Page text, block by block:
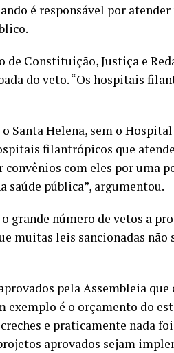
é responsável por
de Constituição, Justiça e
do veto. “Os hospitais
Santa Helena, sem o Hospital
filantrópicos que
convênios com eles por uma
pública”, argumentou.
grande número de vetos a
muitas leis sancionadas não
pela Assembleia
exemplo é o orçamento do
e praticamente nada
aprovados sejam